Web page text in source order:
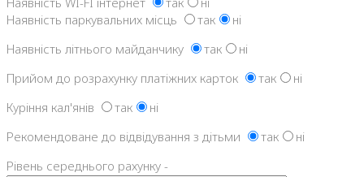
Наявність паркувальних місць
так
ні
Наявність літнього майданчику
так
ні
Прийом до розрахунку платіжних карток
так
ні
Куріння кал'янів
так
ні
Рекомендоване до відвідування з дітьми
так
ні
Рівень середнього рахунку -